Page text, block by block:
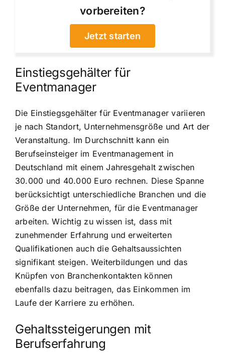
vorbereiten?
Jetzt starten
Einstiegsgehälter für
Eventmanager
Die Einstiegsgehälter für Eventmanager variieren
je nach Standort, Unternehmensgröße und Art der
Veranstaltung. Im Durchschnitt kann ein
Berufseinsteiger im Eventmanagement in
Deutschland mit einem Jahresgehalt zwischen
30.000 und 40.000 Euro rechnen. Diese Spanne
berücksichtigt unterschiedliche Branchen und die
Größe der Unternehmen, für die Eventmanager
arbeiten. Wichtig zu wissen ist, dass mit
zunehmender Erfahrung und erweiterten
Qualifikationen auch die Gehaltsaussichten
signifikant steigen. Weiterbildungen und das
Knüpfen von Branchenkontakten können
ebenfalls dazu beitragen, das Einkommen im
Laufe der Karriere zu erhöhen.
Gehaltssteigerungen mit
Berufserfahrung